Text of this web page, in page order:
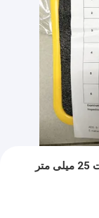
بلوک های کالیبراسیون UT فولاد کربن ضخامت 25 میلی متر